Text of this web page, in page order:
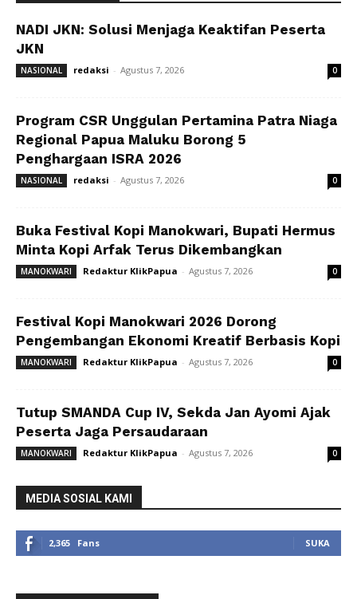
NADI JKN: Solusi Menjaga Keaktifan Peserta
JKN
NASIONAL redaksi - Agustus 7, 2026 0
Program CSR Unggulan Pertamina Patra Niaga
Regional Papua Maluku Borong 5
Penghargaan ISRA 2026
NASIONAL redaksi - Agustus 7, 2026 0
Buka Festival Kopi Manokwari, Bupati Hermus
Minta Kopi Arfak Terus Dikembangkan
MANOKWARI Redaktur KlikPapua - Agustus 7, 2026 0
Festival Kopi Manokwari 2026 Dorong
Pengembangan Ekonomi Kreatif Berbasis Kopi
MANOKWARI Redaktur KlikPapua - Agustus 7, 2026 0
Tutup SMANDA Cup IV, Sekda Jan Ayomi Ajak
Peserta Jaga Persaudaraan
MANOKWARI Redaktur KlikPapua - Agustus 7, 2026 0
MEDIA SOSIAL KAMI
2,365 Fans SUKA